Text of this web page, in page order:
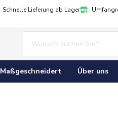
Schnelle Lieferung ab Lager
Maßgeschneidert Über uns